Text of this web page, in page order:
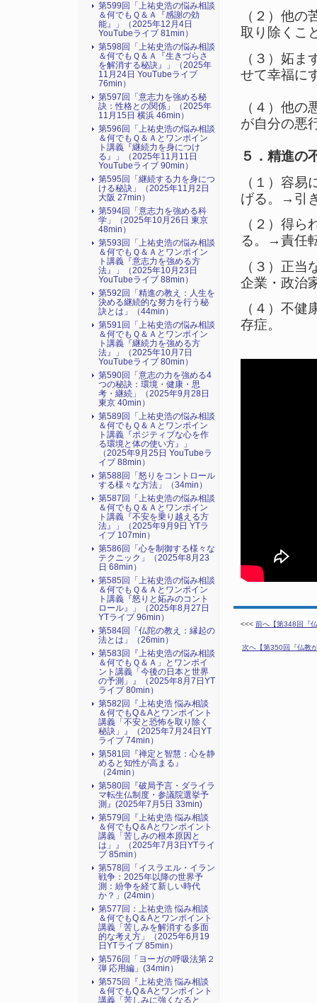
（２）他
取り除くこ
（３）妬
せて幸福に
（４）他
が自分の悪
５．精進の
（１）容
げる。→引
（２）得
る。→責任
（３）正
企業・政治
（４）不
存症。
<<< 前へ【第348回『
次へ【第350回『仏教
第599回「上祐史浩の悩み相談
＆何でもＱ＆Ａ『感謝の効
能』」（2025年12月4日
YouTubeライブ 81min）
第598回「上祐史浩の悩み相談
＆何でもＱ＆Ａ『生きづらさ
を解消する秘訣』​」（2025年
11月24日 YouTubeライブ
76min）
第597回「意志力を強める秘
訣：性格との関係」（2025年
11月15日 横浜 46min）
第596回「上祐史浩の悩み相談
＆何でもＱ＆Ａとワンポイン
ト講義『継続力を身につけ
る』​」（2025年11月11日
YouTubeライブ 90min）
第595回「継続する力を身につ
ける秘訣」（2025年11月2日
大阪 27min）
第594回「意志力を強める科
学」（2025年10月26日 東京
48min）
第593回「上祐史浩の悩み相談
＆何でもＱ＆Ａとワンポイン
ト講義『意志力を強める方
法』​」（2025年10月23日
YouTubeライブ 88min）
第592回「精進の教え：人生を
決める継続的な努力を行う秘
訣とは」（44min）
第591回「上祐史浩の悩み相談
＆何でもＱ＆Ａとワンポイン
ト講義『継続力を強める方
法』​」（2025年10月7日
YouTubeライブ 80min）
第590回「意志の力を強める4
つの秘訣：環境・健康・思
考・継続」（2025年9月28日
東京 40min）
第589回「上祐史浩の悩み相談
＆何でもＱ＆Ａとワンポイン
ト講義『ポジティブな心を作
る環境と体の使い方』​」
（2025年9月25日 YouTubeラ
イブ 88min）
第588回「怒りをコントロール
する様々な方法」（34min）
第587回「上祐史浩の悩み相談
＆何でもＱ＆Ａとワンポイン
ト講義『不安を乗り越える方
法』​」（2025年9月9日 YTラ
イブ 107min）
第586回「心を制御する様々な
テクニック」（2025年8月23
日 68min）
第585回「上祐史浩の悩み相談
＆何でもＱ＆Ａとワンポイン
ト講義『怒りと妬みのコント
ロール』​」（2025年8月27日
YTライブ 96min）
第584回「仏陀の教え：縁起の
法とは」（26min）
第583回『上祐史浩の悩み相談
＆何でもＱ＆Ａ」とワンポイ
ント講義「今後の日本と世界
の予測」』（2025年8月7日YT
ライブ 80min）
第582回『上祐史浩 悩み相談
＆何でもQ＆Aとワンポイント
講義「不安と恐怖を取り除く
秘訣」』（2025年7月24日YT
ライブ 74min）
第581回『禅定と智慧：心を静
めると知性が高まる』
（24min）
第580回『破局予言・ダライラ
マ転生仏制度・参議院選挙予
測』(2025年7月5日 33min)
第579回『上祐史浩 悩み相談
＆何でもQ＆Aとワンポイント
講義「苦しみの根本原因と
は」』（2025年7月3日YTライ
ブ 85min）
第578回「イスラエル・イラン
戦争：2025年以降の世界予
測：紛争を経て新しい時代
か？」(24min）
第577回：上祐史浩 悩み相談
＆何でもQ＆Aとワンポイント
講義「苦しみを解消する多面
的な考え方」（2025年6月19
日YTライブ 85min）
第576回「ヨーガの呼吸法第２
弾 応用編」(34min）
第575回『上祐史浩 悩み相談
＆何でもQ＆Aとワンポイント
講義「苦しみに強くなると